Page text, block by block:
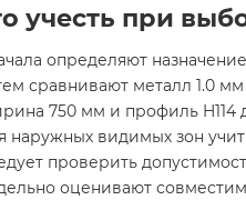
учесть при
определяют
сравнивают металл 1.0
750 мм и профиль H114
наружных видимых зон
проверить
оценивают